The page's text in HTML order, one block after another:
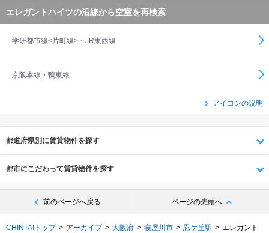
エレガントハイツの沿線から空室を再検索
学研都市線<片町線>・JR東西線
京阪本線・鴨東線
アイコンの説明
都道府県別に賃貸物件を探す
都市にこだわって賃貸物件を探す
前のページへ戻る ページの先頭へ
CHINTAIトップ アーカイブ 大阪府 寝屋川市 忍ケ丘駅
エレガント